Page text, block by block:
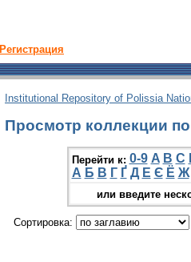
Регистрация
Institutional Repository of Polissia
Просмотр коллекции
Перейти к: 0-9 A B C
А Б В Г Ґ Д Е Є Ё Ж
или введите
Сортировка: